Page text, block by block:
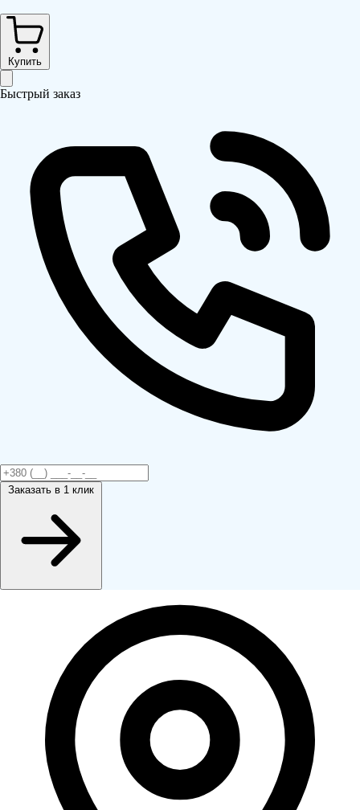
Купить
Быстрый заказ
Заказать в 1 клик